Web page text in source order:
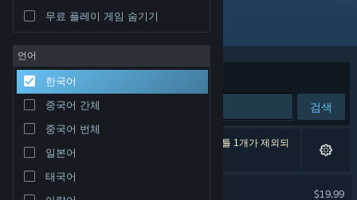
정보
지원
언어 변경
Steam 모바일 앱 다운로드
무료 플레이 게임 숨기기
언어
한국어
중국어 간체
중국어 번체
일본어
태국어
개발자: Evil Raptor
정렬 기준 연관성
검색
검색 결과가 2개 있습니다. 환경 설정에 따라 타이틀 1개가 제외되
었습니다.
$19.99